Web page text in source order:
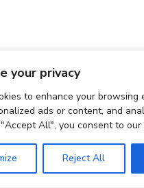
your privacy
to enhance your browsing
ads or content, and
All", you consent to our
Reject All